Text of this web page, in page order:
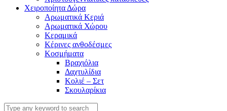
Χειροποίητα Δώρα
Αρωματικά Κεριά
Αρωματικά Χώρου
Κεραμικά
Κέρινες ανθοδέσμες
Κοσμήματα
Βραχιόλια
Δαχτυλίδια
Κολιέ – Σετ
Σκουλαρίκια